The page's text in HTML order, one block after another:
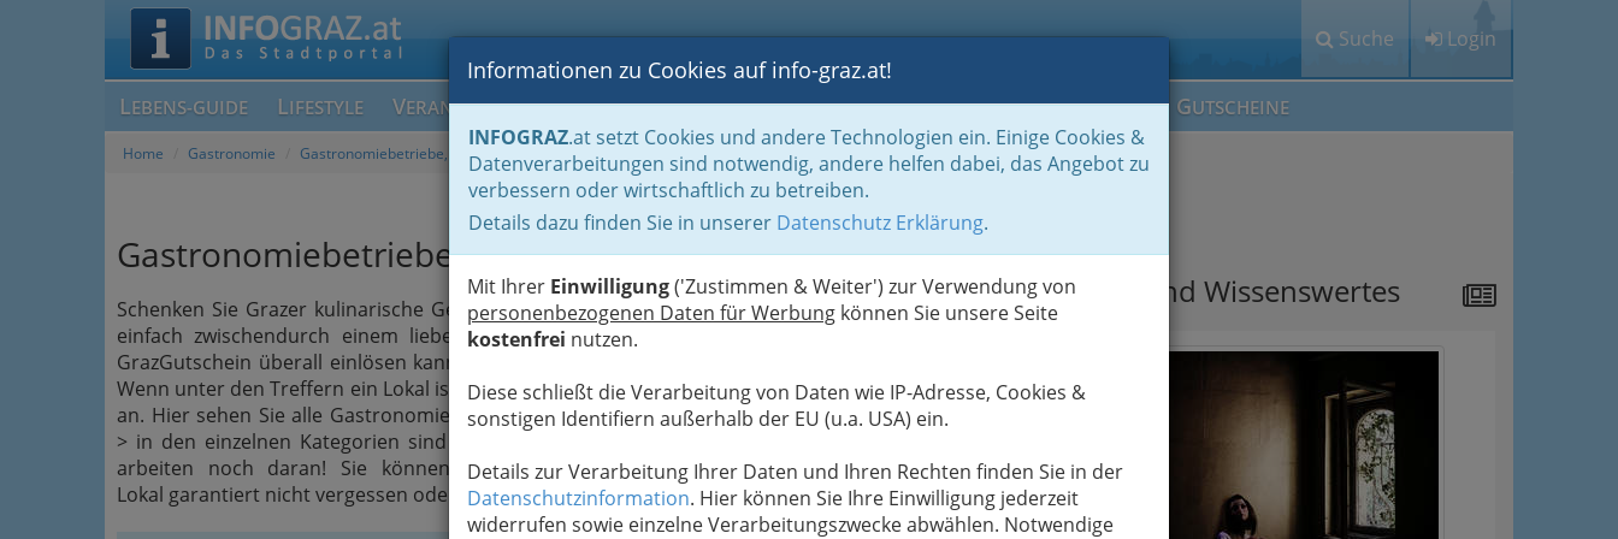
Suche Login
LEBENS-GUIDE LIFESTYLE VERANSTALTUNGEN BLOGS FOTOS GASTRONOMIE BRANCHEN MEIN IG GUTSCHEINE
Informationen zu Cookies auf info-graz.at!
INFOGRAZ.at setzt Cookies und andere Technologien ein. Einige Cookies &
Datenverarbeitungen sind notwendig, andere helfen dabei, das Angebot zu
verbessern oder wirtschaftlich zu betreiben.
Details dazu finden Sie in unserer Datenschutz Erklärung.
Mit Ihrer Einwilligung('Zustimmen & Weiter') zur Verwendung von
personenbezogenen Daten für Werbung können Sie unsere Seite
kostenfrei nutzen.
Diese schließt die Verarbeitung von Daten wie IP-Adresse, Cookies &
sonstigen Identifiern außerhalb der EU (u.a. USA) ein.
Details zur Verarbeitung Ihrer Daten und Ihren Rechten finden Sie in der
Datenschutzinformation. Hier können Sie Ihre Einwilligung jederzeit
widerrufen sowie einzelne Verarbeitungszwecke abwählen. Notwendige
Home Gastronomie Gastronomiebetriebe, die GrazGutscheine akzeptieren
Gastronomiebetriebe, die GrazGutscheine akzeptieren
Schenken Sie Grazer kulinarische Genüsse, zum Geburtstag, zu Ostern und Weihnachten oder
einfach zwischendurch einem lieben Mitmenschen! INFOGRAZ
GrazGutschein überall einlösen kann. Suchen Sie, wie sie es gewohnt sind auf unserem Portal.
Wenn unter den Treffern ein Lokal ist, welches den GrazGutschein akzeptiert, zeigen wir es Ihnen
an. Hier sehen Sie alle Gastronomiebetriebe, die die GrazGutscheine akzeptieren, gemeinsam -
> in den einzelnen Kategorien sind sie gekennzeichnet! Sollte Ihnen ein Betrieb abgehen, wir
arbeiten noch daran! Sie können uns aber auchhiererinnern, dass wir Ihr (Stamm)-
Lokal garantiert nicht vergessen oder übersehen.
News und Wissenswertes